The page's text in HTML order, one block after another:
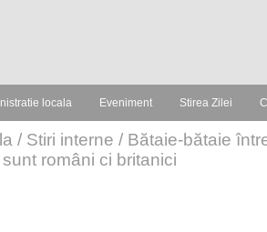
locala Eveniment Stirea Zilei
/ Stiri interne / Bătaie-bătaie
români ci britanici